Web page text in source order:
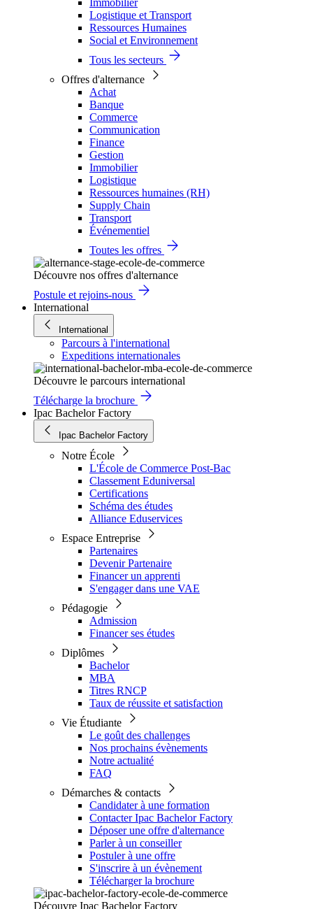
Immobilier
Logistique et Transport
Ressources Humaines
Social et Environnement
Tous les secteurs
Offres d'alternance
Achat
Banque
Commerce
Communication
Finance
Gestion
Immobilier
Logistique
Ressources humaines (RH)
Supply Chain
Transport
Événementiel
Toutes les offres
Découvre nos offres d'alternance
Postule et rejoins-nous
International
International
Parcours à l'international
Expeditions internationales
Découvre le parcours international
Télécharge la brochure
Ipac Bachelor Factory
Ipac Bachelor Factory
Notre École
L'École de Commerce Post-Bac
Classement Eduniversal
Certifications
Schéma des études
Alliance Eduservices
Espace Entreprise
Partenaires
Devenir Partenaire
Financer un apprenti
S'engager dans une VAE
Pédagogie
Admission
Financer ses études
Diplômes
Bachelor
MBA
Titres RNCP
Taux de réussite et satisfaction
Vie Étudiante
Le goût des challenges
Nos prochains évènements
Notre actualité
FAQ
Démarches & contacts
Candidater à une formation
Contacter Ipac Bachelor Factory
Déposer une offre d'alternance
Parler à un conseiller
Postuler à une offre
S'inscrire à un évènement
Télécharger la brochure
Découvre Ipac Bachelor Factory